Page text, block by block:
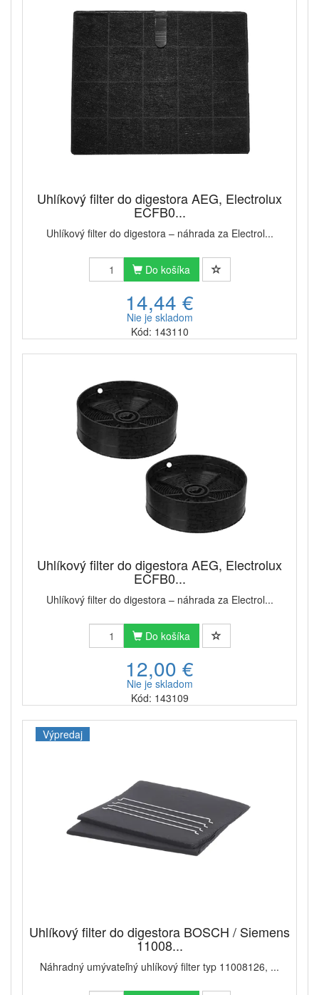
Uhlíkový filter do digestora AEG, Electrolux
ECFB0...
Uhlíkový filter do digestora – náhrada za Electrol...
Do košíka
14,44 €
Nie je skladom
Kód: 143110
Uhlíkový filter do digestora AEG, Electrolux
ECFB0...
Uhlíkový filter do digestora – náhrada za Electrol...
Do košíka
12,00 €
Nie je skladom
Kód: 143109
Výpredaj
Uhlíkový filter do digestora BOSCH / Siemens
11008...
Náhradný umývateľný uhlíkový filter typ 11008126, ...